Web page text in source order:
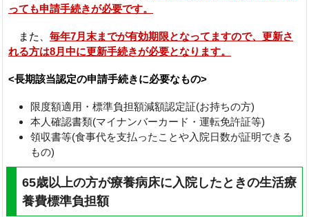
っても申請手続きが必要です。
また、 毎年7月末までが有効期限となってますので、更新さ
れる方は8月中に更新手続きが必要となります。
<長期該当認定の申請手続きに必要なもの>
限度額適用・標準負担額減額認定証(お持ちの方)
本人確認書類(マイナンバーカード・運転免許証等)
領収書等(食事代を支払ったことや入院日数が証明できる
もの)
65歳以上の方が療養病床に入院したときの生活療
養費標準負担額